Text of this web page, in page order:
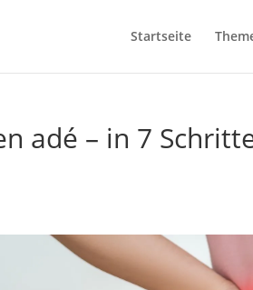
Startseite
adé – in 7